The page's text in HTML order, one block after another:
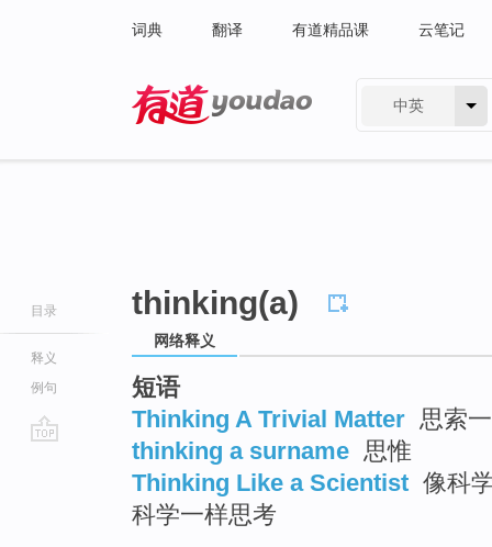
词典 翻译 有道精品课 云笔记
中英
目录
释义
例句
thinking(a)
网络释义
短语
Thinking A Trivial Matter 思索
thinking a surname 思惟
Thinking Like a Scientist 像科
科学一样思考